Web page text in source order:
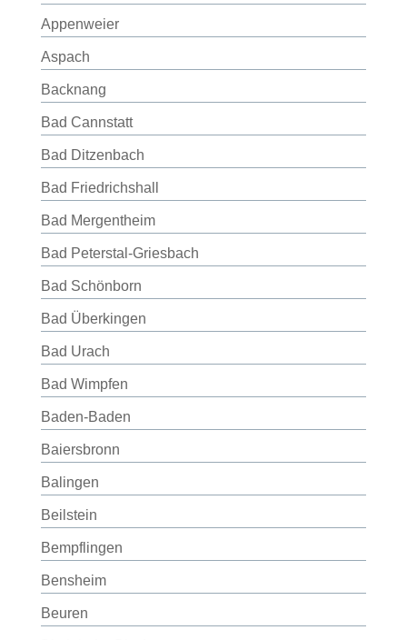
Appenweier
Aspach
Backnang
Bad Cannstatt
Bad Ditzenbach
Bad Friedrichshall
Bad Mergentheim
Bad Peterstal-Griesbach
Bad Schönborn
Bad Überkingen
Bad Urach
Bad Wimpfen
Baden-Baden
Baiersbronn
Balingen
Beilstein
Bempflingen
Bensheim
Beuren